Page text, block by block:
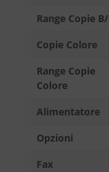
Range Copie
Copie Colore
Range Copie
Colore
Alimentatore
Opzioni
Fax